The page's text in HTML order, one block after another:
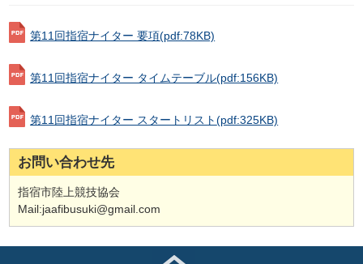
第11回指宿ナイター 要項(pdf:78KB)
第11回指宿ナイター タイムテーブル(pdf:156KB)
第11回指宿ナイター スタートリスト(pdf:325KB)
お問い合わせ先
指宿市陸上競技協会
Mail:jaafibusuki@gmail.com